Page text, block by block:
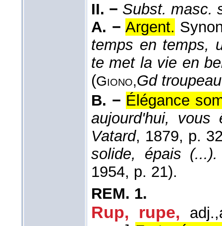
II. − Subst. masc.
A. − Argent.
temps en temps,
te met la vie en
(Giono,Gd troupeau
B. − Élégance
aujourd'hui, vous
Vatard, 1879, p.
solide, épais
1954, p. 21).
REM. 1.
Rup, rupe, adj.,